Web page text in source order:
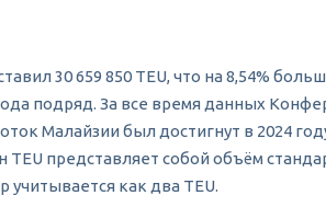
30 659 850 TEU, что на 8,54%
подряд. За все время данных
Малайзии был достигнут в 2024
TEU представляет собой объём
как два TEU.